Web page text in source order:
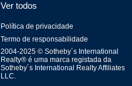
Ver todos
Política de privacidade
Termo de responsabilidade
2004-2025 © Sotheby´s International
Realty® é uma marca registada da
Sotheby´s International Realty Affiliates
LLC.